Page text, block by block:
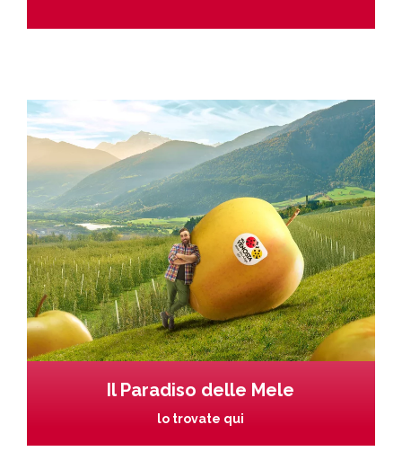
Il Paradiso delle Mele
lo trovate qui